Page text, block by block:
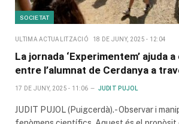
SOCIETAT
ULTIMA ACTUALITZACIÓ 18 DE JUNY, 2025 - 12:04
La jornada ‘Experimentem’ ajuda
entre l’alumnat de Cerdanya a
17 DE JUNY, 2025 - 11:06 JUDIT PUJOL
JUDIT PUJOL (Puigcerdà).- Observar i